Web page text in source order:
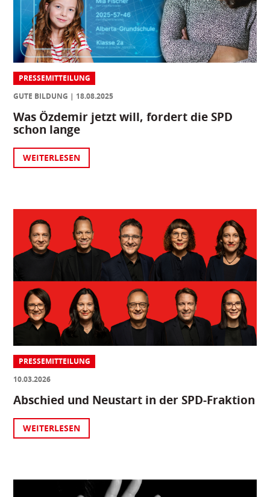
PRESSEMITTEILUNG
GUTE BILDUNG
18.08.2025
Was Özdemir jetzt will, fordert die SPD
schon lange
WEITERLESEN
PRESSEMITTEILUNG
10.03.2026
Abschied und Neustart in der SPD-Fraktion
WEITERLESEN